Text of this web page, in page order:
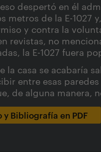
despertó en él
metros de la E-1027
y contra la
revistas, no
la E-1027 fuera
la casa se acabaría
entre esas
de alguna manera,
y Bibliografía en PDF